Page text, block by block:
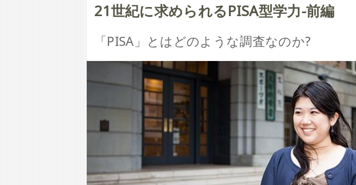
21世紀に求められるPISA型学力-前編
「PISA」とはどのような調査なのか?